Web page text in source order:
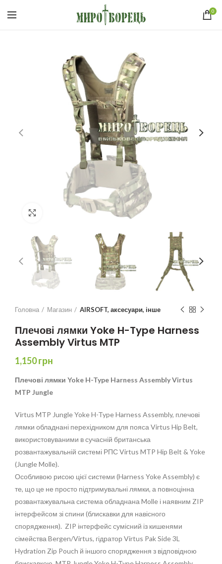
0
Click to enlarge
Головна Магазин AIRSOFT, аксесуари, інше
Плечові лямки Yoke H-Type Harness
Assembly Virtus MTP
1,150грн
Плечові лямки Yoke H-Type Harness Assembly Virtus
MTP Jungle
Virtus MTP Jungle Yoke H-Type Harness Assembly, плечові
лямки обладнані перехідником для пояса Virtus Hip Belt,
використовуваними в сучасній британська
розвантажувальній системі РПС Virtus MTP Hip Belt & Yoke
(Jungle Molle).
Особливою рисою цієї системи (Harness Yoke Assembly) є
те, що це не просто підтримувальні лямки, а повноцінна
розвантажувальна система обладнана Molle і наявним ZIP
інтерфейсом зі спини (блискавки для навісного
спорядження). ZIP інтерфейс сумісний із кишенями
сімейства Bergen/Virtus, гідратор Virtus Pak Side 3L
Hydration Zip Pouch й іншого спорядження з відповідною